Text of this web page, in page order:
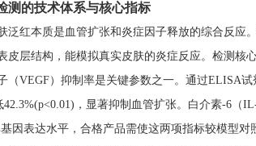
测的技术体系与核心指标
泛红本质是血管扩张和炎症因子释放的综合反
皮层结构，能模拟真实皮肤的炎症反应。检测核
（VEGF）抑制率是关键参数之一。通过ELISA
42.3%(p<0.01)，显著抑制血管扩张。白介素-6（
因表达水平，合格产品需使这两项指标较模型对